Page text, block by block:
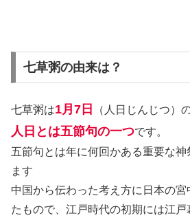
七草粥の由来は？
七草粥は1月7日 （人日じんじつ）
人日とは五節句の一つです。
五節句とは年に何回かある重要な
ます
中国から伝わった考え方に日本の
たもので、江戸時代の初期には江戸